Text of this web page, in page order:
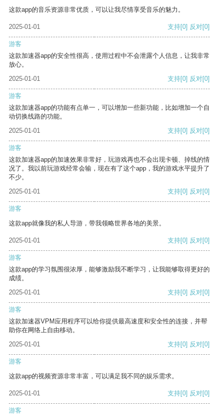
这款app的音乐资源非常优质，可以让我尽情享受音乐的魅力。
2025-01-01 支持[0] 反对[0]
游客
这款加速器app的安全性很高，使用过程中不会泄露个人信息，让我非常
放心。
2025-01-01
支持[0] 反对[0]
游客
这款加速器app的功能有点单一，可以增加一些新功能，比如增加一个自
动切换线路的功能。
2025-01-01
支持[0] 反对[0]
游客
这款加速器app的加速效果非常好，玩游戏再也不会出现卡顿、掉线的情
况了。我以前玩游戏经常会输，现在有了这个app，我的游戏水平提升了
不少。
2025-01-01
支持[0] 反对[0]
游客
这款app就像我的私人导游，带我领略世界各地的美景。
2025-01-01 支持[0] 反对[0]
游客
这款app的学习氛围很浓厚，能够激励我不断学习，让我能够取得更好的
成绩。
2025-01-01
支持[0] 反对[0]
游客
这款加速器VPM应用程序可以给你提供最高速度和安全性的连接，并帮
助你在网络上自由移动。
2025-01-01
支持[0] 反对[0]
游客
这款app的视频资源非常丰富，可以满足我不同的娱乐需求。
2025-01-01 支持[0] 反对[0]
游客